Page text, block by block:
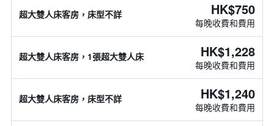
超大雙人床客房，床型不詳 HK$750
每晚收費和費用
超大雙人床客房，1張超大雙人床 HK$1,228
每晚收費和費用
超大雙人床客房，床型不詳 HK$1,240
每晚收費和費用